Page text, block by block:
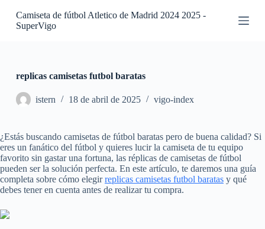
S
e
n
i
d
o
Camiseta de fútbol Atletico de Madrid 2024 2025 -
SuperVigo
replicas camisetas futbol baratas
istern 18 de abril de 2025 vigo-index
¿Estás buscando camisetas de fútbol baratas pero de buena calidad? Si
eres un fanático del fútbol y quieres lucir la camiseta de tu equipo
favorito sin gastar una fortuna, las réplicas de camisetas de fútbol
pueden ser la solución perfecta. En este artículo, te daremos una guía
completa sobre cómo elegirreplicas camisetas futbol baratas y qué
debes tener en cuenta antes de realizar tu compra.